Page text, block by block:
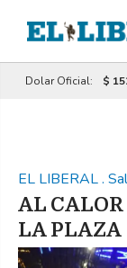
Dolar Oficial: $
EL LIBERAL.
AL
LA PLAZA